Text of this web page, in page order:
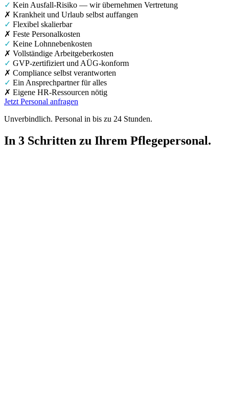
✓ Kein Ausfall-Risiko — wir übernehmen Vertretung
✗ Krankheit und Urlaub selbst auffangen
✓ Flexibel skalierbar
✗ Feste Personalkosten
✓ Keine Lohnnebenkosten
✗ Vollständige Arbeitgeberkosten
✓ GVP-zertifiziert und AÜG-konform
✗ Compliance selbst verantworten
✓ Ein Ansprechpartner für alles
✗ Eigene HR-Ressourcen nötig
Jetzt Personal anfragen
Unverbindlich. Personal in bis zu 24 Stunden.
In 3 Schritten zu Ihrem Pflegepersonal.